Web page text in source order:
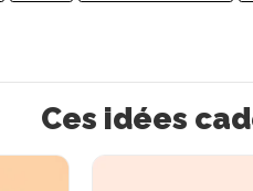
Ces idées